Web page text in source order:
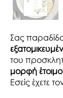
Σας
του
μορφή
Εσείς έχετε